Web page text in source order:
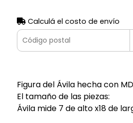
Calculá el costo de envío
Figura del Ávila hecha con
El tamaño de las piezas:
Ávila mide 7 de alto x18 de